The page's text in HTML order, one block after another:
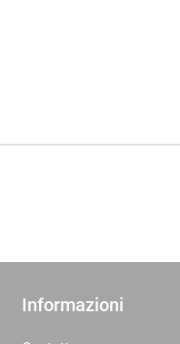
Informazioni